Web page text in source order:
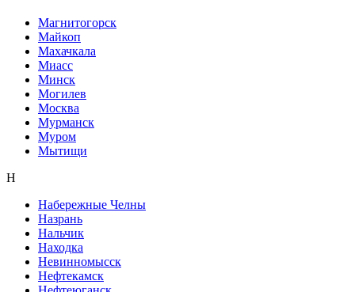
Магнитогорск
Майкоп
Махачкала
Миасс
Минск
Могилев
Москва
Мурманск
Муром
Мытищи
Н
Набережные Челны
Назрань
Нальчик
Находка
Невинномысск
Нефтекамск